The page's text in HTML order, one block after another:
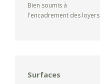
Bien soumis à
l'encadrement des loyers
Surfaces